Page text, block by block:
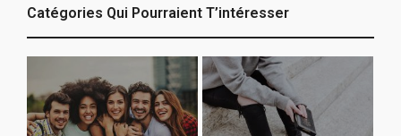
Catégories Qui Pourraient T’intéresser